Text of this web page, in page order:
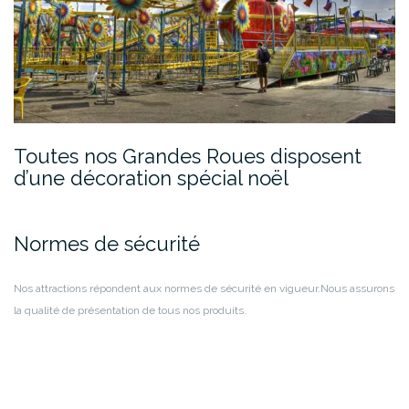
Toutes nos Grandes Roues disposent
d’une décoration spécial noël
Normes de sécurité
Nos attractions répondent aux normes de sécurité en vigueur.Nous assurons
la qualité de présentation de tous nos produits.